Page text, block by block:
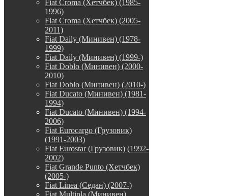
Fiat Croma (Хетчбек) (1985-
1996)
Fiat Croma (Хетчбек) (2005-
2011)
Fiat Daily (Минивен) (1978-
1999)
Fiat Daily (Минивен) (1999-)
Fiat Doblo (Минивен) (2000-
2010)
Fiat Doblo (Минивен) (2010-)
Fiat Ducato (Минивен) (1981-
1994)
Fiat Ducato (Минивен) (1994-
2006)
Fiat Eurocargo (Грузовик)
(1991-2003)
Fiat Eurostar (Грузовик) (1992-
2002)
Fiat Grande Punto (Хетчбек)
(2005-)
Fiat Linea (Седан) (2007-)
Fiat Multipla (Минивен)